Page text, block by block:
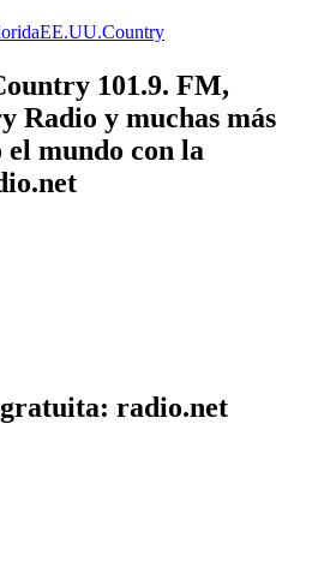
EE.UU.Country
101.9. FM,
Radio y muchas más
el mundo con la
radio.net